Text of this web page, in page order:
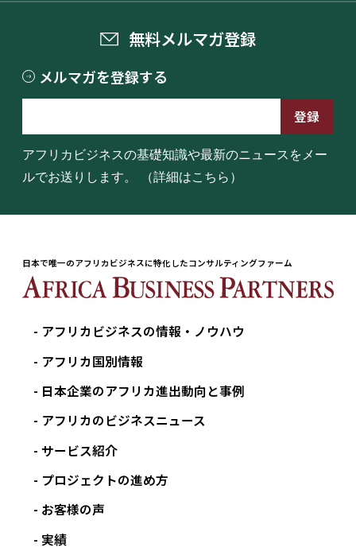
無料メルマガ登録
メルマガを登録する
アフリカビジネスの基礎知識や最新のニュースをメー
ルでお送りします。
（詳細はこちら）
日本で唯一のアフリカビジネスに特化したコンサルティングファーム
アフリカビジネスの情報・ノウハウ
アフリカ国別情報
日本企業のアフリカ進出動向と事例
アフリカのビジネスニュース
サービス紹介
プロジェクトの進め方
お客様の声
実績